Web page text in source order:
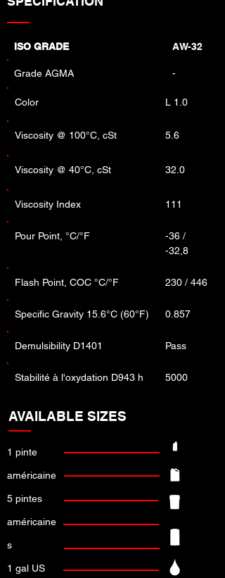
ISO GRADE AW-32
Grade AGMA -
Color L 1.0
Viscosity @ 100°C, cSt 5.6
Viscosity @ 40°C, cSt 32.0
Viscosity Index 111
Pour Point, °C/°F
-36 /
-32,8
Flash Point, COC °C/°F 230 / 446
Specific Gravity 15.6°C (60°F) 0.857
Demulsibility D1401 Pass
Stabilité à l'oxydation D943 h 5000
AVAILABLE SIZES
1 pinte
américaine
5 pintes
américaine
s
1 gal US